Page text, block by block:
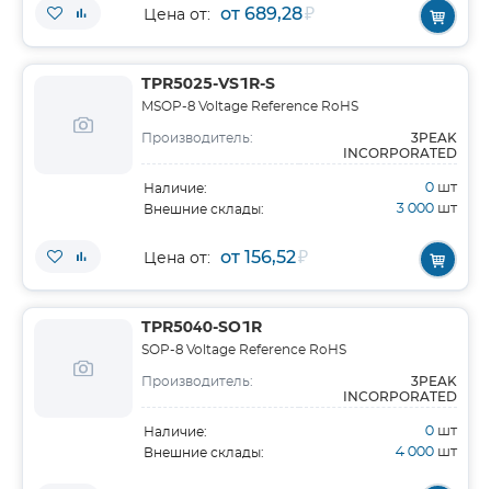
Цена от: от 689,28₽
TPR5025-VS1R-S
MSOP-8 Voltage Reference RoHS
Производитель:
3PEAK
INCORPORATED
Наличие: 0 шт
Внешние склады: 3 000 шт
Цена от: от 156,52₽
TPR5040-SO1R
SOP-8 Voltage Reference RoHS
Производитель:
3PEAK
INCORPORATED
Наличие: 0 шт
Внешние склады: 4 000 шт